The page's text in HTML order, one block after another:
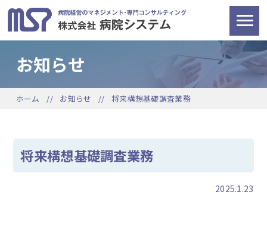
お知らせ
ホーム お知らせ 将来構想基礎調査業務
将来構想基礎調査業務
2025.1.23